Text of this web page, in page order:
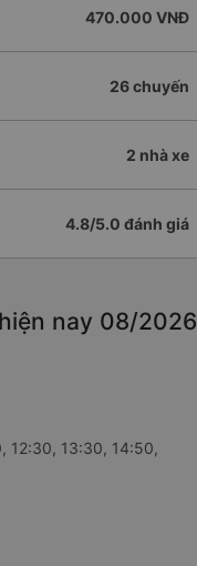
470.000 VNĐ
26 chuyến
2 nhà xe
4.8/5.0 đánh giá
nay 08/2026
12:30, 13:30, 14:50,